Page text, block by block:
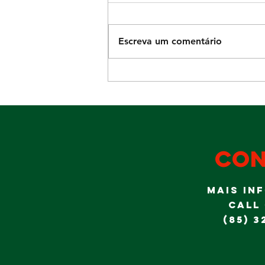
Diversão para
domingo Dia
Escreva um comentário
MAIS
CALL
(85)